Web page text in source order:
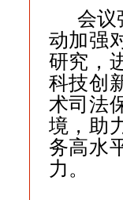
会议
动加强
研究，
科技创
术司法
境，助
务高水
力。